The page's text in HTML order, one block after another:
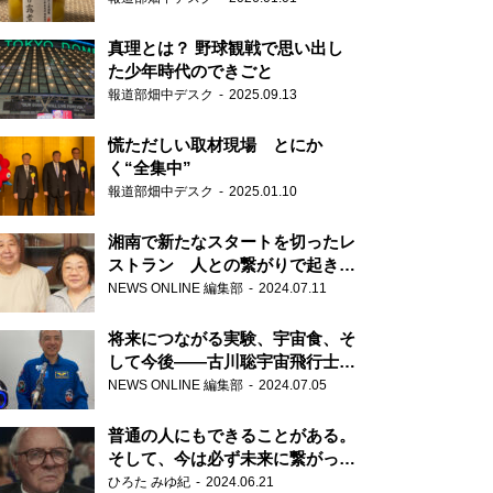
真理とは？ 野球観戦で思い出し
た少年時代のできごと
報道部畑中デスク 2025.09.13
慌ただしい取材現場 とにか
く“全集中”
報道部畑中デスク 2025.01.10
湘南で新たなスタートを切ったレ
ストラン 人との繋がりで起きた
奇跡
NEWS ONLINE 編集部 2024.07.11
将来につながる実験、宇宙食、そ
して今後――古川聡宇宙飛行士単
独インタビュー
NEWS ONLINE 編集部 2024.07.05
普通の人にもできることがある。
そして、今は必ず未来に繋がって
いく……『ONE LIFE 奇跡が繋い
ひろた みゆ紀 2024.06.21